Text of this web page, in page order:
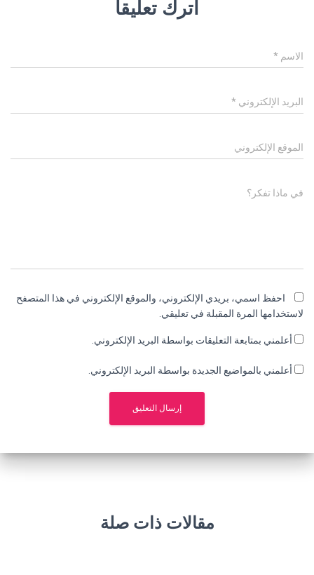
اترك تعليقاً
الاسم *
البريد الإلكتروني *
الموقع الإلكتروني
في ماذا تفكر؟
احفظ اسمي، بريدي الإلكتروني، والموقع الإلكتروني في هذا المتصفح
لاستخدامها المرة المقبلة في تعليقي.
أعلمني بمتابعة التعليقات بواسطة البريد الإلكتروني.
أعلمني بالمواضيع الجديدة بواسطة البريد الإلكتروني.
مقالات ذات صلة